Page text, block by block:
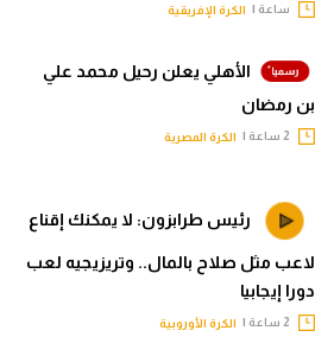
ساعة | الكرة الإفريقية
الأهلي يعلن رحيل محمد علي
بن رمضان
الكرة المصرية
رئيس طرابزون: لا يمكنك إقناع
لاعب مثل صلاح بالمال.. وتريزيجيه لعب
دورا إيجابيا
الكرة الأوروبية